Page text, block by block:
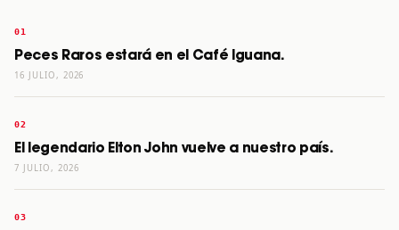
Peces Raros estará en el Café Iguana.
16 JULIO, 2026
El legendario Elton John vuelve a nuestro país.
7 JULIO, 2026